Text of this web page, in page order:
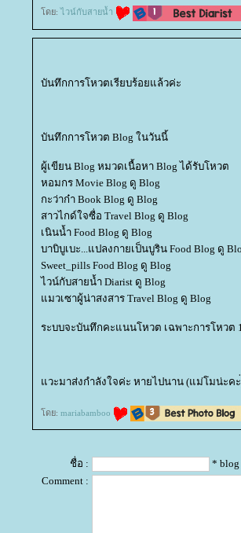
ดย:ไวน์กับสายน้ำ
บันทึกการโหวตเรียบร้อยแล้วค่ะ
บันทึกการโหวต Blog ในวันนี้
ผู้เขียน Blog หมวดเนื้อหา Blog ได้รับโหวต
หอมกร Movie Blog ดู Blog
กะว่าก๋า Book Blog ดู Blog
สาวไกด์ใจซื่อ Travel Blog ดู Blog
เนินน้ำ Food Blog ดู Blog
บาบิบูเบะ...แปลงกายเป็นบูริน Food Blog ดู
Sweet_pills Food Blog ดู Blog
ไวน์กับสายน้ำ Diarist ดู Blog
มวเซาผู้น่าสงสาร Travel Blog ดู Blog
ระบบจะบันทึกคะแนนโหวต เฉพาะการโหวต
วะมาส่งกำลังใจค่ะ หายไปนาน (แม่โมน่ะค
ดย: mariabamboo
ชื่อ :
*
Comment :